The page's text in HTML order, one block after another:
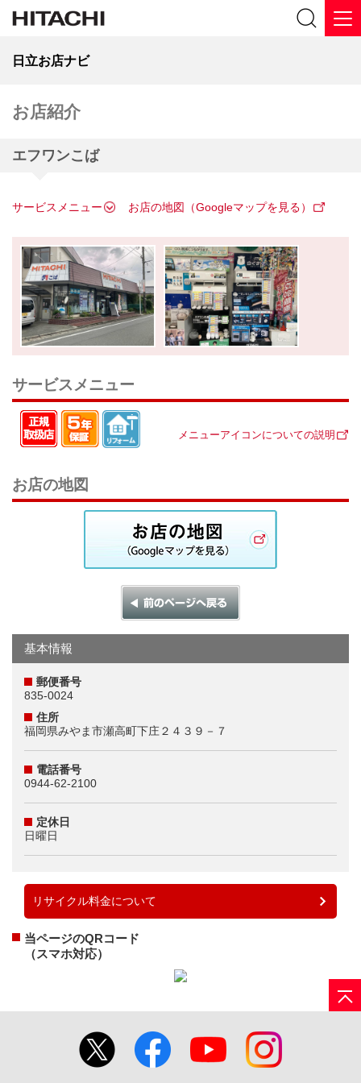
日立お店ナビ
お店紹介
エフワンこば
サービスメニュー お店の地図（Googleマップを見る）
サービスメニュー
メニューアイコンについての説明
お店の地図
基本情報
郵便番号
835-0024
住所
福岡県みやま市瀬高町下庄２４３９－７
電話番号
0944-62-2100
定休日
日曜日
リサイクル料金について
当ページのQRコード
（スマホ対応）